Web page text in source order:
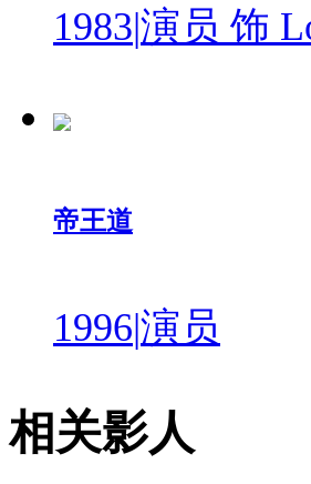
1983|演员 饰
帝王道
1996|演员
相关影人